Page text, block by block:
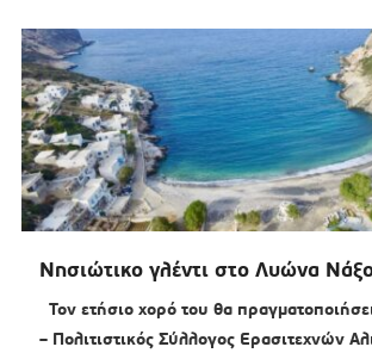
Νησιώτικο γλέντι στο Λυώνα
Τον ετήσιο χορό του θα
– Πολιτιστικός Σύλλογος Ερασιτεχνών